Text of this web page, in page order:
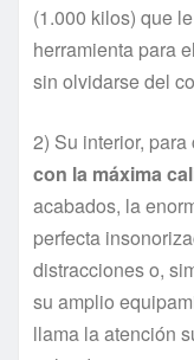
(1.000 kilos) que
herramienta para
sin olvidarse del
2) Su interior,
con la máxima
acabados, la
perfecta
distracciones o,
su amplio
llama la atención